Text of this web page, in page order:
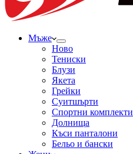
Мъже
Ново
Тениски
Блузи
Якета
Грейки
Суитшърти
Спортни комплекти
Долнища
Къси панталони
Бельо и бански